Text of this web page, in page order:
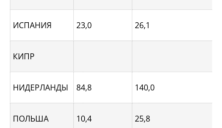
ИСПАНИЯ 23,0 26,1
КИПР
НИДЕРЛАНДЫ 84,8 140,0
ПОЛЬША 10,4 25,8